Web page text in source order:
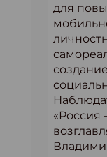
для
«Россия